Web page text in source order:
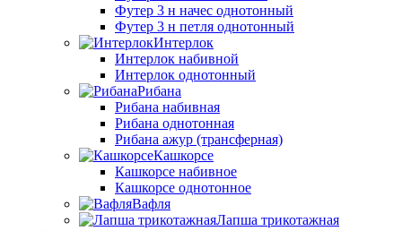
Футер 3 н начес однотонный
Футер 3 н петля однотонный
Интерлок
Интерлок набивной
Интерлок однотонный
Рибана
Рибана набивная
Рибана однотонная
Рибана ажур (трансферная)
Кашкорсе
Кашкорсе набивное
Кашкорсе однотонное
Вафля
Лапша трикотажная